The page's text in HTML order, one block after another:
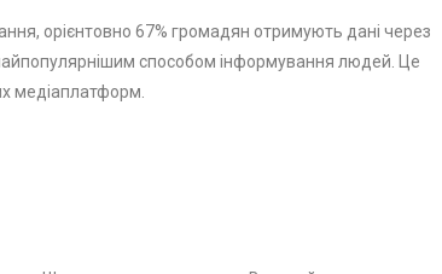
орієнтовно 67% громадян отримують дані через
способом інформування людей. Це
медіаплатформ.